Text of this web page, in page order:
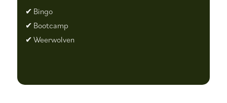
✔ Bingo
✔ Bootcamp
✔ Weerwolven